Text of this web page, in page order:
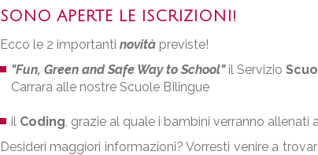
SONO APERTE LE ISCRIZIONI!
Ecco le 2 importanti novità previste!
"Fun, Green and Safe Way to School"il Servizio
Carrara alle nostre Scuole BIlingue
il Coding, grazie al quale i bambini verranno allenati
Desideri maggiori informazioni? Vorresti venire a